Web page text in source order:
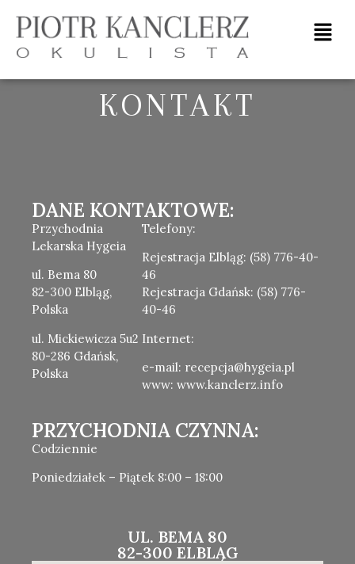
Elbląg 3
KONTAKT
DANE KONTAKTOWE:
Przychodnia
Lekarska Hygeia
ul. Bema 80
82-300 Elbląg,
Polska
ul. Mickiewicza 5u2
80-286 Gdańsk,
Polska
Telefony:
Rejestracja Elbląg: (58) 776-40-
46
Rejestracja Gdańsk: (58) 776-
40-46
Internet:
e-mail: recepcja@hygeia.pl
www: www.kanclerz.info
PRZYCHODNIA CZYNNA:
Codziennie
Poniedziałek – Piątek 8:00 – 18:00
UL. BEMA 80
82-300 ELBLĄG